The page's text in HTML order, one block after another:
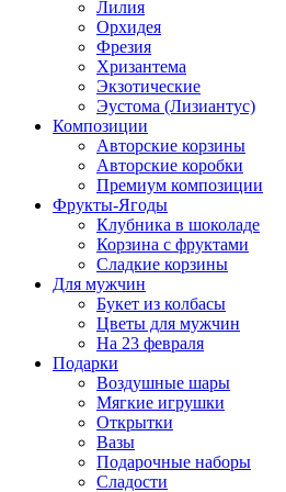
Лилия
Орхидея
Фрезия
Хризантема
Экзотические
Эустома (Лизиантус)
Композиции
Авторские корзины
Авторские коробки
Премиум композиции
Фрукты-Ягоды
Клубника в шоколаде
Корзина с фруктами
Сладкие корзины
Для мужчин
Букет из колбасы
Цветы для мужчин
На 23 февраля
Подарки
Воздушные шары
Мягкие игрушки
Открытки
Вазы
Подарочные наборы
Сладости